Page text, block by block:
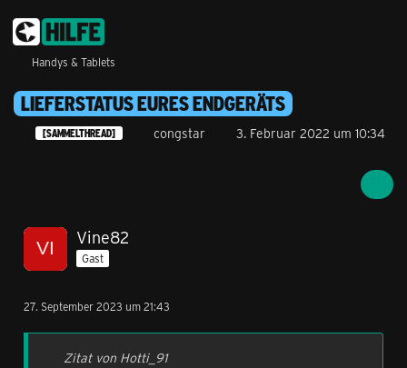
Handys & Tablets
LIEFERSTATUS EURES ENDGERÄTS
[SAMMELTHREAD] congstar 3. Februar 2022 um 10:34
Vine82
Gast
27. September 2023 um 21:43
Zitat von Hotti_91